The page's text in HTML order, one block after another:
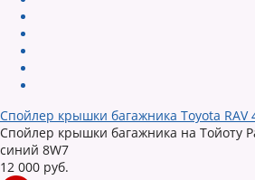
Спойлер крышки багажника Toyota RAV
Спойлер крышки багажника на Тойоту
синий 8W7
12 000 руб.